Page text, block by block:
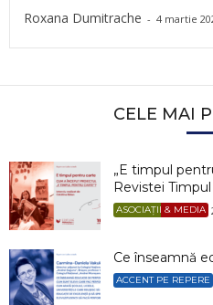
Roxana Dumitrache - 4 martie
CELE MAI
„E timpul
Revistei
ASOCIAȚII & MEDIA
Ce înseamnă
ACCENT PE REPERE